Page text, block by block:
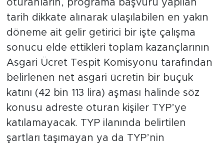
oturanların, programa başvuru yapılan
tarih dikkate alınarak ulaşılabilen en yakın
döneme ait gelir getirici bir işte çalışma
sonucu elde ettikleri toplam kazançlarının
Asgari Ücret Tespit Komisyonu tarafından
belirlenen net asgari ücretin bir buçuk
katını (42 bin 113 lira) aşması halinde söz
konusu adreste oturan kişiler TYP’ye
katılamayacak. TYP ilanında belirtilen
şartları taşımayan ya da TYP’nin